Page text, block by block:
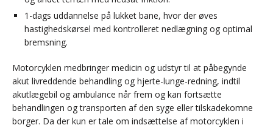
1-dags uddannelse på lukket bane, hvor der øves
hastighedskørsel med kontrolleret nedlægning og optimal
bremsning.
Motorcyklen medbringer medicin og udstyr til at påbegynde
akut livreddende behandling og hjerte-lunge-redning, indtil
akutlægebil og ambulance når frem og kan fortsætte
behandlingen og transporten af den syge eller tilskadekomne
borger. Da der kun er tale om indsættelse af motorcyklen i